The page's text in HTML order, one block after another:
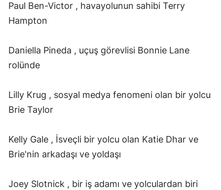
Paul Ben-Victor , havayolunun sahibi Terry
Hampton
Daniella Pineda , uçuş görevlisi Bonnie Lane
rolünde
Lilly Krug , sosyal medya fenomeni olan bir yolcu
Brie Taylor
Kelly Gale , İsveçli bir yolcu olan Katie Dhar ve
Brie'nin arkadaşı ve yoldaşı
Joey Slotnick , bir iş adamı ve yolculardan biri